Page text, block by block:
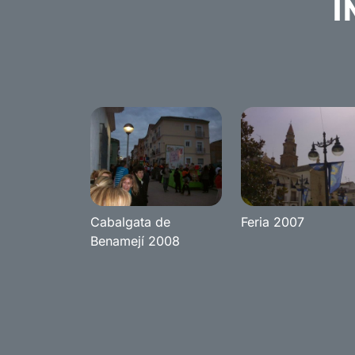
Cabalgata de
Benamejí 2008
Feria 2007